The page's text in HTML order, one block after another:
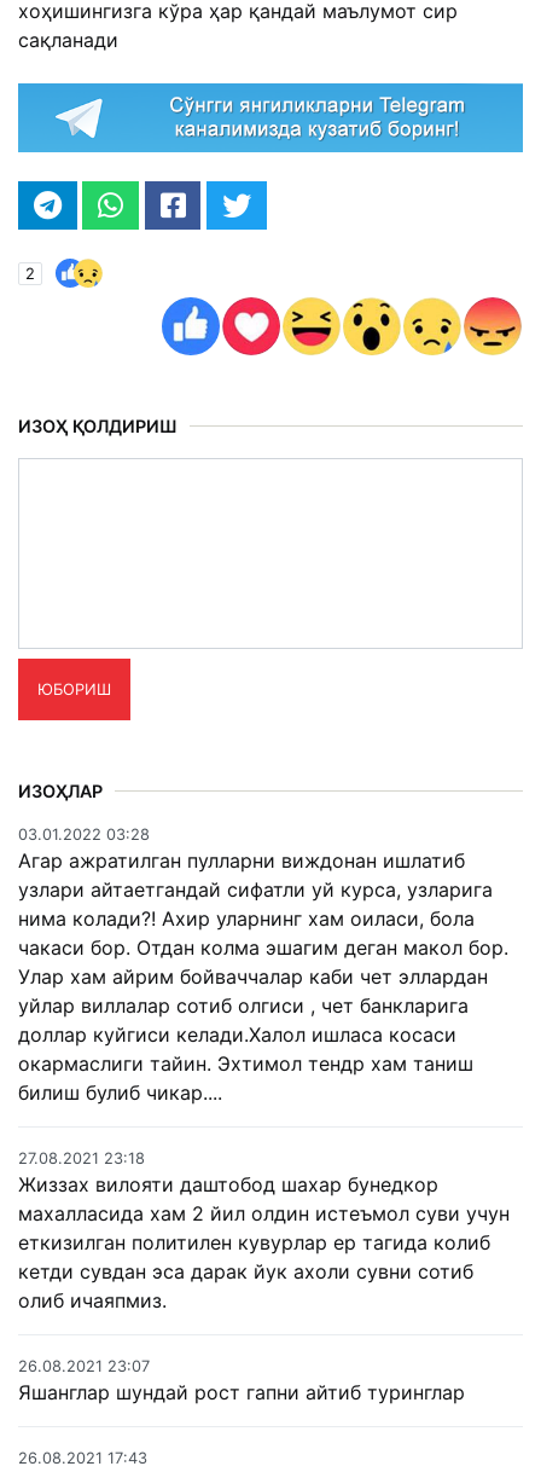
хоҳишингизга кўра ҳар қандай маълумот сир
сақланади
2
ИЗОҲ ҚОЛДИРИШ
ЮБОРИШ
ИЗОҲЛАР
03.01.2022 03:28
Агар ажратилган пулларни виждонан ишлатиб
узлари айтаетгандай сифатли уй курса, узларига
нима колади?! Ахир уларнинг хам оиласи, бола
чакаси бор. Отдан колма эшагим деган макол бор.
Улар хам айрим бойваччалар каби чет эллардан
уйлар виллалар сотиб олгиси , чет банкларига
доллар куйгиси келади.Халол ишласа косаси
окармаслиги тайин. Эхтимол тендр хам таниш
билиш булиб чикар....
27.08.2021 23:18
Жиззах вилояти даштобод шахар бунедкор
махалласида хам 2 йил олдин истеъмол суви учун
еткизилган политилен кувурлар ер тагида колиб
кетди сувдан эса дарак йук ахоли сувни сотиб
олиб ичаяпмиз.
26.08.2021 23:07
Яшанглар шундай рост гапни айтиб туринглар
26.08.2021 17:43